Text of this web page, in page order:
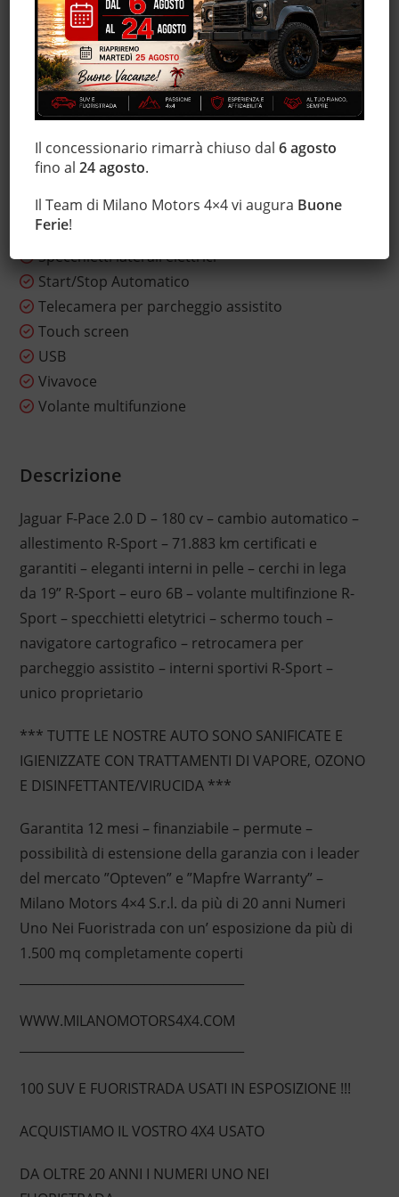
Immobilizzatore elettronico
Interni in pelle
Luci diurne LED
MP3
Sensore di luce
Sensori di parcheggio posteriori
Servosterzo
Sistema di navigazione
Sound system
Specchietti laterali elettrici
Start/Stop Automatico
Telecamera per parcheggio assistito
Touch screen
USB
Vivavoce
Volante multifunzione
Descrizione
Jaguar F-Pace 2.0 D – 180 cv – cambio automatico –
allestimento R-Sport – 71.883 km certificati e
garantiti – eleganti interni in pelle – cerchi in lega
da 19” R-Sport – euro 6B – volante multifinzione R-
Sport – specchietti eletytrici – schermo touch –
navigatore cartografico – retrocamera per
parcheggio assistito – interni sportivi R-Sport –
unico proprietario
*** TUTTE LE NOSTRE AUTO SONO SANIFICATE E
IGIENIZZATE CON TRATTAMENTI DI VAPORE, OZONO
E DISINFETTANTE/VIRUCIDA ***
Garantita 12 mesi – finanziabile – permute –
possibilità di estensione della garanzia con i leader
del mercato ”Opteven” e ”Mapfre Warranty” –
Milano Motors 4×4 S.r.l. da più di 20 anni Numeri
Uno Nei Fuoristrada con un’ esposizione da più di
1.500 mq completamente coperti
WWW.MILANOMOTORS4X4.COM
100 SUV E FUORISTRADA USATI IN ESPOSIZIONE !!!
ACQUISTIAMO IL VOSTRO 4X4 USATO
DA OLTRE 20 ANNI I NUMERI UNO NEI
Il concessionario rimarrà chiuso dal6 agosto
fino al24 agosto.
Il Team di Milano Motors 4×4 vi augura Buone
Ferie!